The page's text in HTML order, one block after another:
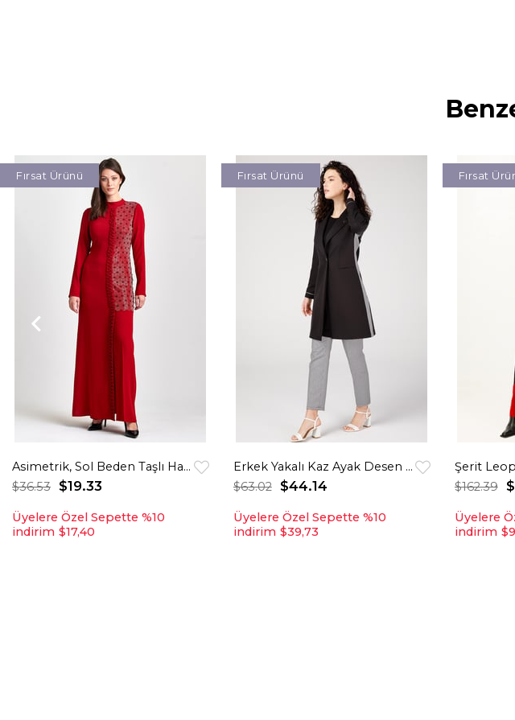
Asimetrik, Sol Beden Taşlı Hakim Yakalı Elbise Kırmızı
$19.33
$36.53
Fırsat Ürünü
Üyelere Özel Sepette %10
indirim $17,40
Erkek Yakalı Kaz Ayak Desen Kombinli Pantolon Ceket Takım Siyah
$44.14
$63.02
Fırsat Ürünü
Üyelere Özel Sepette %10
indirim $39,73
$162.39
Fırsat
Üyelere
indirim